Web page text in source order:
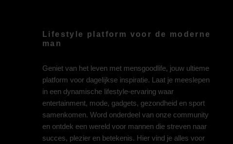
Lifestyle platform voor de moderne
man
Geniet van het leven met mensgoodlife, jouw ultieme
platform voor dagelijkse inspiratie. Laat je meeslepen
in een dynamische lifestyle-ervaring waar
entertainment, mode, gadgets, gezondheid en sport
samenkomen. Word onderdeel van onze community
en ontdek een wereld voor mannen die streven naar
succes, plezier en betekenis. Hier vind je alles voor